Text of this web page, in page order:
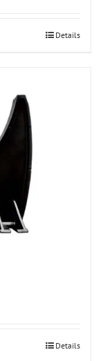
Details
Details